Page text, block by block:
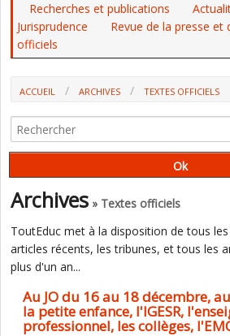
Recherches et publications
Jurisprudence
Revue de la presse et
officiels
ACCUEIL ARCHIVES
TEXTES OFFICIELS
ENFANCE, L'IGESR, L'ENSEIGNEMENT
L'EMC...
Archives » Textes officiels
ToutEduc met à la disposition de tous
articles récents, les tribunes, et tous les
plus d'un an...
Au JO du 16 au 18 décembre,
la petite enfance, l'IGESR,
professionnel, les collèges,